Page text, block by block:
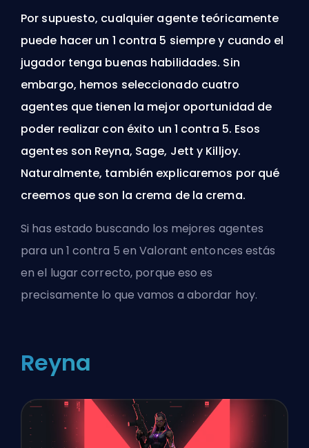
Por supuesto, cualquier agente teóricamente
puede hacer un 1 contra 5 siempre y cuando el
jugador tenga buenas habilidades. Sin
embargo, hemos seleccionado cuatro
agentes que tienen la mejor oportunidad de
poder realizar con éxito un 1 contra 5. Esos
agentes son Reyna, Sage, Jett y Killjoy.
Naturalmente, también explicaremos por qué
creemos que son la crema de la crema.
Si has estado buscando los mejores agentes
para un 1 contra 5 en Valorant entonces estás
en el lugar correcto, porque eso es
precisamente lo que vamos a abordar hoy.
Reyna